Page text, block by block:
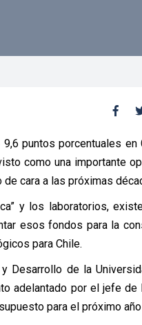
puntos porcentuales
como una importante
cara a las próximas
y los laboratorios,
esos fondos para la
para Chile.
Desarrollo de la
adelantado por el jefe de
para el próximo año